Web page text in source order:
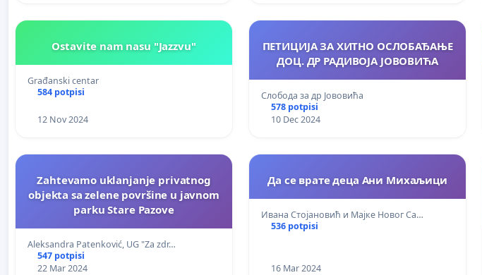
Ostavite nam nasu "Jazzvu"
Građanski centar
584 potpisi
12 Nov 2024
ПЕТИЦИЈА ЗА ХИТНО ОСЛОБАЂАЊЕ
ДОЦ. ДР РАДИВОЈА ЈОВОВИЋА
Слобода за др Јововића
578 potpisi
10 Dec 2024
Zahtevamo uklanjanje privatnog
objekta sa zelene površine u javnom
parku Stare Pazove
Aleksandra Patenković, UG "Za zdr…
547 potpisi
22 Mar 2024
Да се врате деца Ани Михаљици
Ивана Стојановић и Мајке Новог Са…
536 potpisi
16 Mar 2024